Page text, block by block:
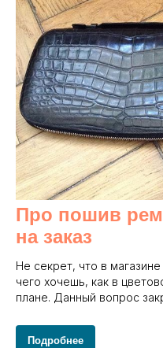
Про пошив
на заказ
Не секрет, что в
чего хочешь, как в
плане. Данный вопрос
Подробнее